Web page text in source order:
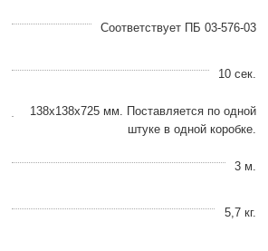
Cоответствует ПБ 03-576-03
10 сек.
138х138х725 мм. Поставляется по одной
штуке в одной коробке.
3 м.
5,7 кг.